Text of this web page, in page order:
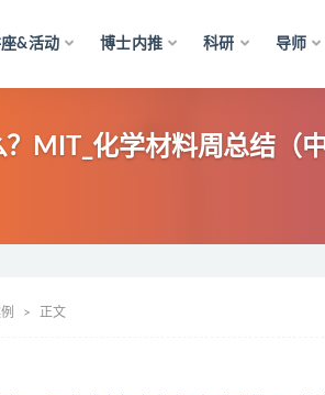
&活动 博士内推 科研 导师
MIT_化学材料周总结（中
正文